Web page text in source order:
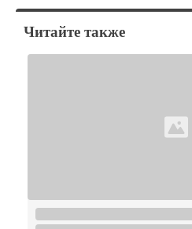
Читайте также